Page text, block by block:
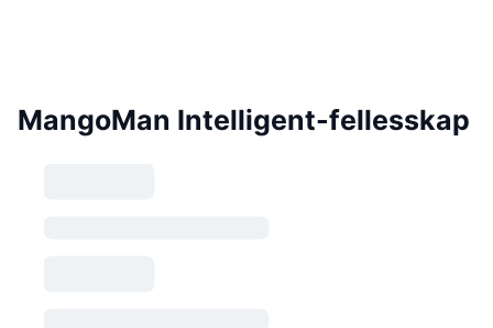
MangoMan Intelligent-fellesskap